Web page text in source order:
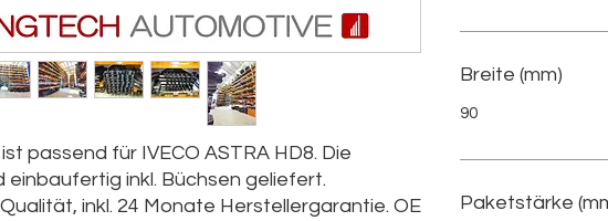
passend für IVECO ASTRA HD8. Die
einbaufertig inkl. Büchsen geliefert.
inkl. 24 Monate Herstellergarantie. OE
Breite (mm)
90
Paketstärke